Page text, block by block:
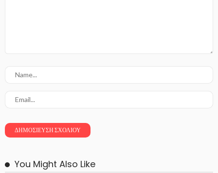
You Might Also Like